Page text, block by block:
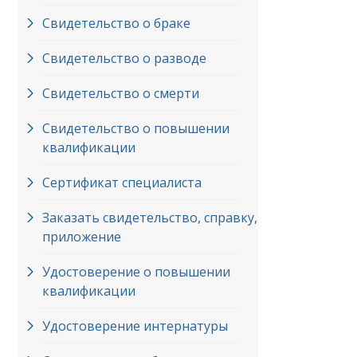
Свидетельство о браке
Свидетельство о разводе
Свидетельство о смерти
Свидетельство о повышении
квалификации
Сертификат специалиста
Заказать свидетельство, справку,
приложение
Удостоверение о повышении
квалификации
Удостоверение интернатуры